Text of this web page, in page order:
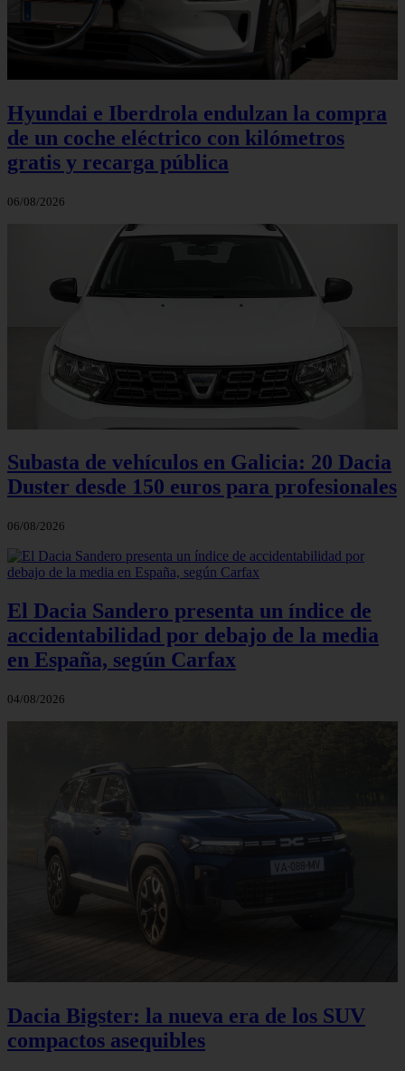
Hyundai e Iberdrola endulzan la compra
de un coche eléctrico con kilómetros
gratis y recarga pública
06/08/2026
Subasta de vehículos en Galicia: 20 Dacia
Duster desde 150 euros para profesionales
06/08/2026
El Dacia Sandero presenta un índice de
accidentabilidad por debajo de la media
en España, según Carfax
04/08/2026
Dacia Bigster: la nueva era de los SUV
compactos asequibles